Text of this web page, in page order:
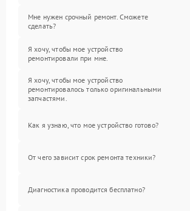
Мне нужен срочный ремонт. Сможете
сделать?
Я хочу, чтобы мое устройство
ремонтировали при мне.
Я хочу, чтобы мое устройство
ремонтировалось только оригинальными
запчастями.
Как я узнаю, что мое устройство готово?
От чего зависит срок ремонта техники?
Диагностика проводится бесплатно?